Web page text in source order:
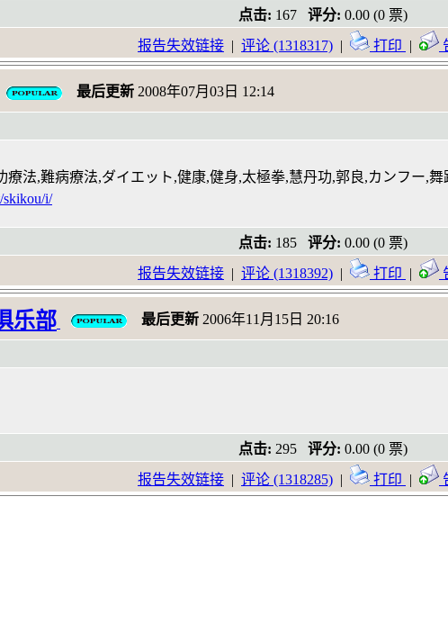
点击: 167 评分: 0.00 (0 票)
报告失效链接 | 评论 (1318317) | 打印 |
最后更新 2008年07月03日 12:14
療法,難病療法,ダイエット,健康,健身,太極拳,慧丹功,郭良,カンフー,
skikou/i/
点击: 185 评分: 0.00 (0 票)
报告失效链接 | 评论 (1318392) | 打印 |
乐部 最后更新 2006年11月15日 20:16
点击: 295 评分: 0.00 (0 票)
报告失效链接 | 评论 (1318285) | 打印 |